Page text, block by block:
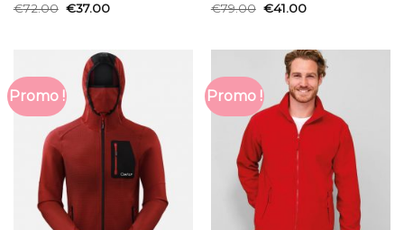
€72.00 €37.00
€79.00 €41.00
Promo ! Promo !